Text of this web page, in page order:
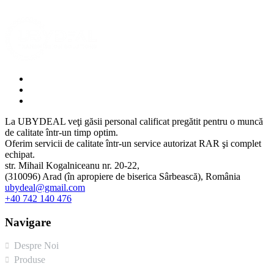
La UBYDEAL veţi găsii personal calificat pregătit pentru o muncă
de calitate într-un timp optim.
Oferim servicii de calitate într-un service autorizat RAR şi complet
echipat.
str. Mihail Kogalniceanu nr. 20-22,
(310096) Arad (în apropiere de biserica Sârbească), România
ubydeal@gmail.com
+40 742 140 476
Navigare
Despre Noi
Produse